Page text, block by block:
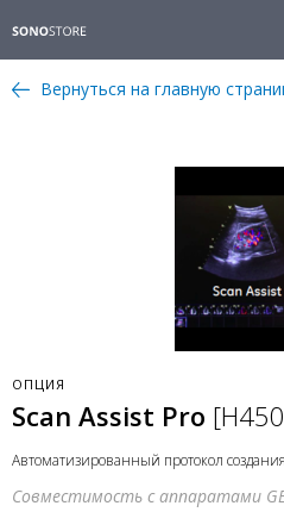
Вернуться на главную
ОПЦИЯ
Scan Assist Pro
Автоматизированный протокол
Совместимость с аппаратами